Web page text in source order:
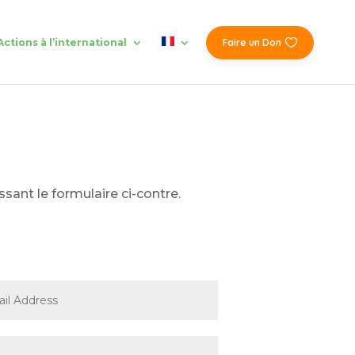
à l’international Faire un Don
le formulaire ci-contre.